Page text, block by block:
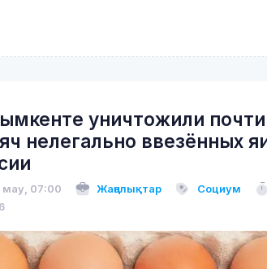
уничтожили почти
нелегально ввезённых
мау, 07:00 Жаңалықтар Социум